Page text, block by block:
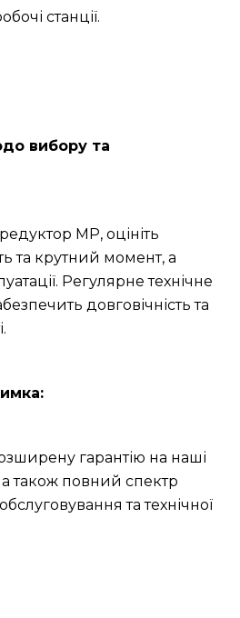
станції.
вибору та
МР, оцініть
та крутний момент, а
Регулярне технічне
довговічність та
гарантію на наші
також повний спектр
та технічної